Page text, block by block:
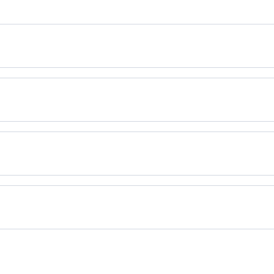
przemywania warstwy dyspersyjnej po utwardzeniu, a
jej trwałość.
Copolymer, Hydroxypropyl Methacrylate,
warstwę dowolnego koloru lakieru hybrydowego
LED lub UV. Semilac Top No Wipe nie posiada warstwy